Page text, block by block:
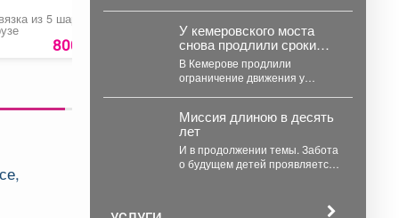
из 5 шаров на
800 руб. 1500 руб.
листовой
масштабного забега.
У кемеровского моста
снова продлили сроки
открытия: какие причины
на этот раз
В Кемерове продлили
ограничение движения у
временное ограничение
автомобильного...
Миссия длиною в десять
лет
И в продолжении темы. Забота
о будущем детей проявляется